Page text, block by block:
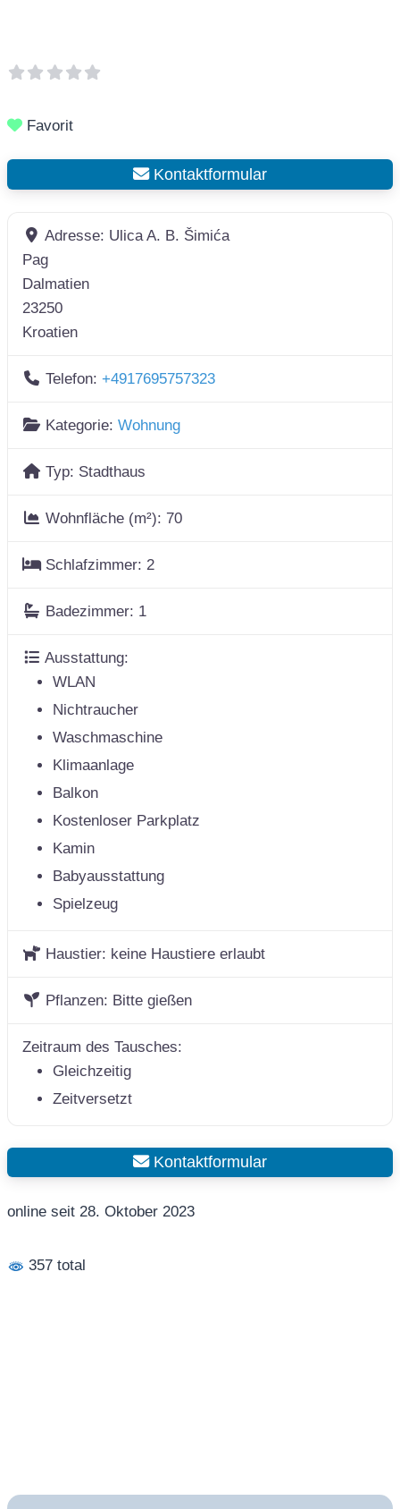
Favorit
Kontaktformular
Adresse: Ulica A. B. Šimića
Pag
Dalmatien
23250
Kroatien
Telefon:+4917695757323
Kategorie:Wohnung
Typ: Stadthaus
Wohnfläche (m²):70
Schlafzimmer: 2
Badezimmer: 1
Ausstattung:
WLAN
Nichtraucher
Waschmaschine
Klimaanlage
Balkon
Kostenloser Parkplatz
Kamin
Babyausstattung
Spielzeug
Haustier: keine Haustiere erlaubt
Pflanzen: Bitte gießen
Zeitraum des Tausches:
Gleichzeitig
Zeitversetzt
Kontaktformular
online seit 28. Oktober 2023
357 total